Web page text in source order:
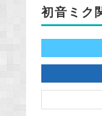
初音ミク